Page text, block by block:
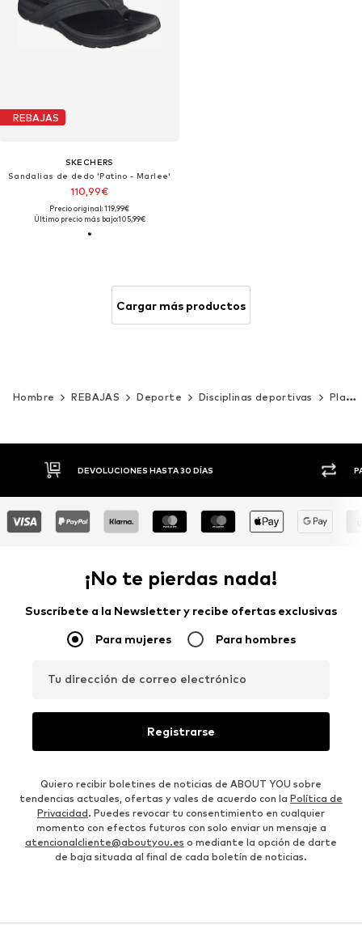
REBAJAS
SKECHERS
Sandalias de dedo 'Patino - Marlee'
110,99€
Precio original: 119,99€
Último precio más bajo:105,99€
Cargar más productos
Hombre REBAJAS Deporte Disciplinas deportivas Playa y surf
DEVOLUCIONES HASTA 30 DÍAS
¡No te pierdas nada!
Suscríbete a la Newsletter y recibe ofertas exclusivas
Para mujeres Para hombres
Tu dirección de correo electrónico
Registrarse
Quiero recibir boletines de noticias de ABOUT YOU sobre
tendencias actuales, ofertas y vales de acuerdo con la Política de
Privacidad. Puedes revocar tu consentimiento en cualquier
momento con efectos futuros con solo enviar un mensaje a
atencionalcliente@aboutyou.es o mediante la opción de darte
de baja situada al final de cada boletín de noticias.